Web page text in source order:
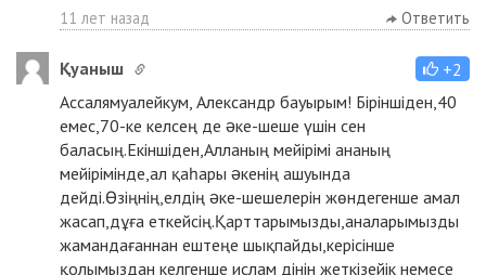
11 лет назад Ответить
Қуаныш
+2
Ассалямуалейкум, Александр бауырым! Біріншіден,40
емес,70-ке келсең де əке-шеше үшін сен
баласың.Екіншіден,Алланың мейірімі ананың
мейірімінде,ал қаһары əкенің ашуында
дейді.Өзіңнің,елдің əке-шешелерін жөндегенше амал
жасап,дұға еткейсің.Қарттарымызды,аналарымызды
жамандағаннан ештеңе шықпайды,керісінше
қолымыздан келгенше ислам дінін жеткізейік немесе